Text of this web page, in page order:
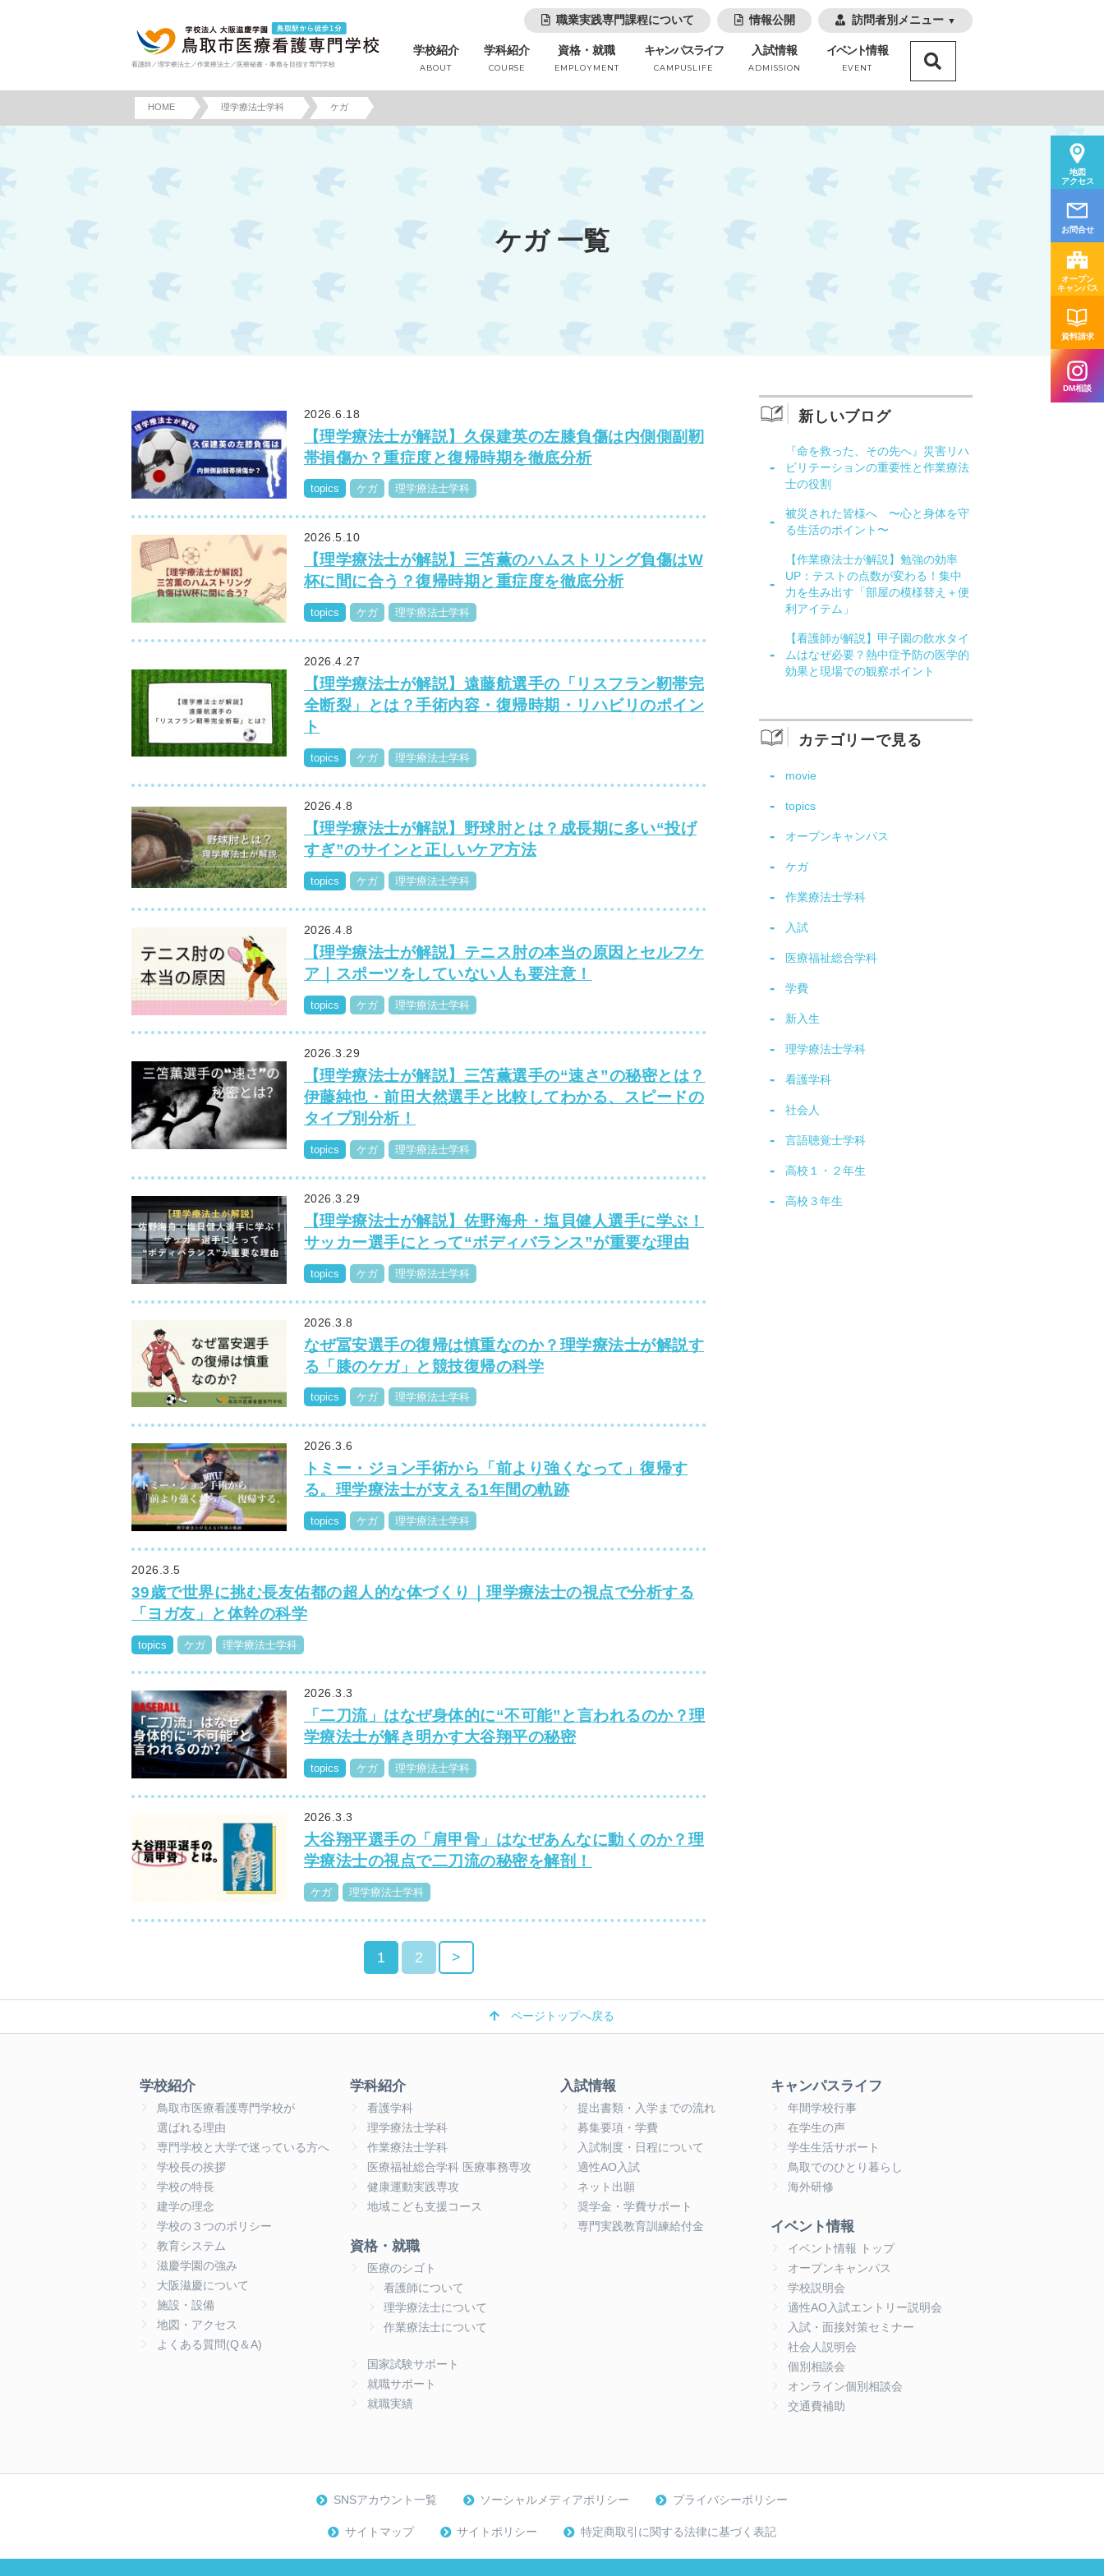
職業実践専門課程について 情報公開 訪問者別メニュー ▼
看護師／理学療法士／作業療法士／医療秘書・事務を目指す専門学校
学校紹介
ABOUT
学科紹介
COURSE
資格・就職
EMPLOYMENT
キャンパスライフ
CAMPUSLIFE
入試情報
ADMISSION
イベント情報
EVENT
HOME 理学療法士学科 ケガ
ケガ 一覧
2026.6.18
【理学療法士が解説】久保建英の左膝負傷は内側側副靭
帯損傷か？重症度と復帰時期を徹底分析
topics ケガ 理学療法士学科
2026.5.10
【理学療法士が解説】三笘薫のハムストリング負傷はW
杯に間に合う？復帰時期と重症度を徹底分析
topics ケガ 理学療法士学科
2026.4.27
【理学療法士が解説】遠藤航選手の「リスフラン靭帯完
全断裂」とは？手術内容・復帰時期・リハビリのポイン
ト
topics ケガ 理学療法士学科
2026.4.8
【理学療法士が解説】野球肘とは？成長期に多い“投げ
すぎ”のサインと正しいケア方法
topics ケガ 理学療法士学科
2026.4.8
【理学療法士が解説】テニス肘の本当の原因とセルフケ
ア｜スポーツをしていない人も要注意！
topics ケガ 理学療法士学科
2026.3.29
【理学療法士が解説】三笘薫選手の“速さ”の秘密とは？
伊藤純也・前田大然選手と比較してわかる、スピードの
タイプ別分析！
topics ケガ 理学療法士学科
2026.3.29
【理学療法士が解説】佐野海舟・塩貝健人選手に学ぶ！
サッカー選手にとって“ボディバランス”が重要な理由
topics ケガ 理学療法士学科
2026.3.8
なぜ冨安選手の復帰は慎重なのか？理学療法士が解説す
る「膝のケガ」と競技復帰の科学
topics ケガ 理学療法士学科
2026.3.6
トミー・ジョン手術から「前より強くなって」復帰す
る。理学療法士が支える1年間の軌跡
topics ケガ 理学療法士学科
2026.3.5
39歳で世界に挑む長友佑都の超人的な体づくり｜理学療法士の視点で分析する
「ヨガ友」と体幹の科学
topics ケガ 理学療法士学科
2026.3.3
「二刀流」はなぜ身体的に“不可能”と言われるのか？理
学療法士が解き明かす大谷翔平の秘密
topics ケガ 理学療法士学科
2026.3.3
大谷翔平選手の「肩甲骨」はなぜあんなに動くのか？理
学療法士の視点で二刀流の秘密を解剖！
ケガ 理学療法士学科
1 2 >
新しいブログ
『命を救った、その先へ』災害リハ
ビリテーションの重要性と作業療法
士の役割
被災された皆様へ 〜心と身体を守
る生活のポイント〜
【作業療法士が解説】勉強の効率
UP：テストの点数が変わる！集中
力を生み出す「部屋の模様替え＋便
利アイテム」
【看護師が解説】甲子園の飲水タイ
ムはなぜ必要？熱中症予防の医学的
効果と現場での観察ポイント
カテゴリーで見る
movie
topics
オープンキャンパス
ケガ
作業療法士学科
入試
医療福祉総合学科
学費
新入生
理学療法士学科
看護学科
社会人
言語聴覚士学科
高校１・２年生
高校３年生
地図
アクセス
お問合せ
オープン
キャンパス
資料請求
DM相談
ページトップへ戻る
学校紹介
鳥取市医療看護専門学校が
選ばれる理由
専門学校と大学で迷っている方へ
学校長の挨拶
学校の特長
建学の理念
学校の３つのポリシー
教育システム
滋慶学園の強み
大阪滋慶について
施設・設備
地図・アクセス
よくある質問(Q＆A)
学科紹介
看護学科
理学療法士学科
作業療法士学科
医療福祉総合学科 医療事務専攻
健康運動実践専攻
地域こども支援コース
資格・就職
医療のシゴト
看護師について
理学療法士について
作業療法士について
国家試験サポート
就職サポート
就職実績
入試情報
提出書類・入学までの流れ
募集要項・学費
入試制度・日程について
適性AO入試
ネット出願
奨学金・学費サポート
専門実践教育訓練給付金
キャンパスライフ
年間学校行事
在学生の声
学生生活サポート
鳥取でのひとり暮らし
海外研修
イベント情報
イベント情報 トップ
オープンキャンパス
学校説明会
適性AO入試エントリー説明会
入試・面接対策セミナー
社会人説明会
個別相談会
オンライン個別相談会
交通費補助
SNSアカウント一覧 ソーシャルメディアポリシー プライバシーポリシー
サイトマップ サイトポリシー 特定商取引に関する法律に基づく表記